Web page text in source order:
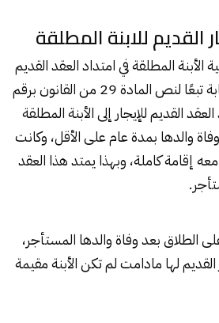
القديم للابنة المطلقة
المطلقة في امتداد العقد القديم
للإيجار، ولهذا نوضح الإجابة تبعًا لنص المادة 29 من القانون برقم
أنه يمتد العقد القديم للإيجار إلى الأبنة المطلقة
والدها بمدة عام على الأقل، وكانت
إقامة كاملة، وبهذا يمتد هذا العقد
الطلاق بعد وفاة والدها المستأجر،
القديم لها مادامت لم تكن الأبنة مقيمة